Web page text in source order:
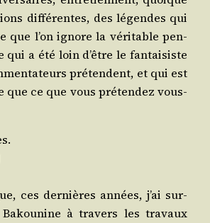
dif­fé­rentes, des légendes qui
que l’on ignore la véri­table pen­
qui a été loin d’être le fan­tai­siste
pré­tendent, et qui est
que ce que vous pré­ten­dez vous-
ces der­nières années, j’ai sur­
à tra­vers les tra­vaux